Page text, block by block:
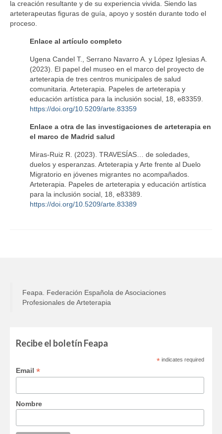
la creación resultante y de su experiencia vivida. Siendo las
arteterapeutas figuras de guía, apoyo y sostén durante todo el
proceso.
Enlace al artículo completo
Ugena Candel T., Serrano Navarro A. y López Iglesias A.
(2023). El papel del museo en el marco del proyecto de
arteterapia de tres centros municipales de salud
comunitaria. Arteterapia. Papeles de arteterapia y
educación artística para la inclusión social, 18, e83359.
https://doi.org/10.5209/arte.83359
Enlace a otra de las investigaciones de arteterapia en
el marco de Madrid salud
Miras-Ruiz R. (2023). TRAVESÍAS… de soledades,
duelos y esperanzas. Arteterapia y Arte frente al Duelo
Migratorio en jóvenes migrantes no acompañados.
Arteterapia. Papeles de arteterapia y educación artística
para la inclusión social, 18, e83389.
https://doi.org/10.5209/arte.83389
Feapa. Federación Española de Asociaciones
Profesionales de Arteterapia
Recibe el boletín Feapa
* indicates required
Email*
Nombre